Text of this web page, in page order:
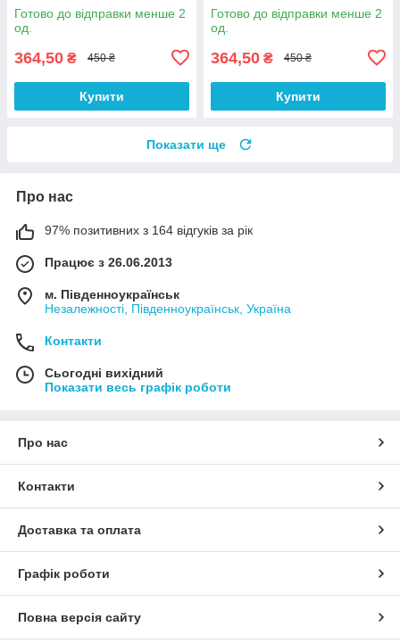
Готово до відправки менше 2
од.
364,50 ₴ 450 ₴
Купити
Готово до відправки менше 2
од.
364,50 ₴ 450 ₴
Купити
Показати ще
Про нас
97% позитивних з 164 відгуків за рік
Працює з 26.06.2013
м. Південноукраїнськ
Незалежності, Південноукраїнськ, Україна
Контакти
Сьогодні вихідний
Показати весь графік роботи
Про нас
Контакти
Доставка та оплата
Графік роботи
Повна версія сайту